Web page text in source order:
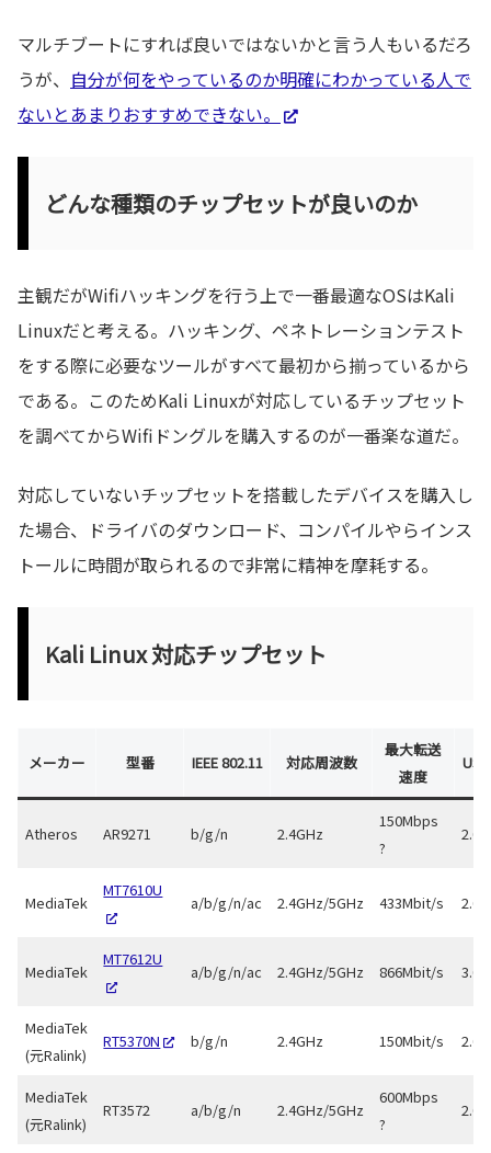
マルチブートにすれば良いではないかと言う人もいるだろ
うが、 自分が何をやっているのか明確にわかっている人で
ないとあまりおすすめできない。
どんな種類のチップセットが良いのか
主観だがWifiハッキングを行う上で一番最適なOSはKali
Linuxだと考える。ハッキング、ペネトレーションテスト
をする際に必要なツールがすべて最初から揃っているから
である。このためKali Linuxが対応しているチップセット
を調べてからWifiドングルを購入するのが一番楽な道だ。
対応していないチップセットを搭載したデバイスを購入し
た場合、ドライバのダウンロード、コンパイルやらインス
トールに時間が取られるので非常に精神を摩耗する。
Kali Linux 対応チップセット
メーカー 型番 IEEE 802.11 対応周波数
最大転送
速度
USB
Atheros AR9271 b/g/n 2.4GHz
150Mbps
?
2.0
MediaTek
MT7610U
a/b/g/n/ac 2.4GHz/5GHz 433Mbit/s 2.0
MediaTek
MT7612U
a/b/g/n/ac 2.4GHz/5GHz 866Mbit/s 3.0
MediaTek
(元Ralink)
RT5370N b/g/n 2.4GHz 150Mbit/s 2.0
MediaTek
(元Ralink)
RT3572 a/b/g/n 2.4GHz/5GHz
600Mbps
?
2.0